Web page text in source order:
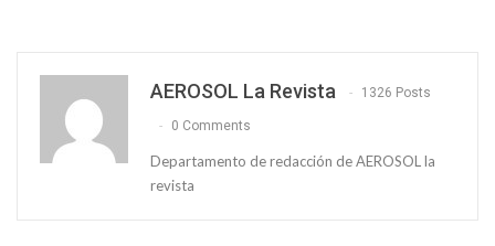
AEROSOL La Revista 1326 Posts
0 Comments
Departamento de redacción de AEROSOL la
revista